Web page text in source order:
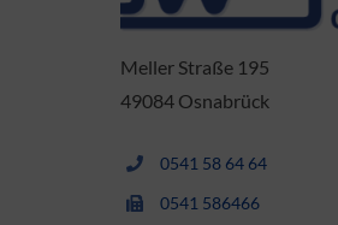
Meller Straße 195
49084 Osnabrück
0541 58 64 64
0541 586466